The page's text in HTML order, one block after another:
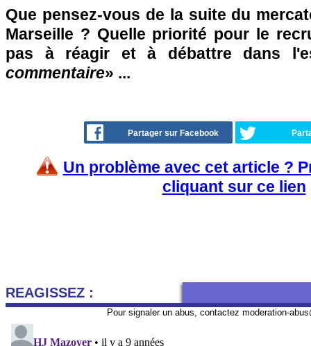
Que pensez-vous de la suite du
Marseille ? Quelle priorité pour le
pas à réagir et à débattre dans
commentaire» ...
Partager sur Facebook
Un problème avec cet article ?
cliquant sur ce lien
REAGISSEZ :
Pour signaler un abus, contactez moderation-